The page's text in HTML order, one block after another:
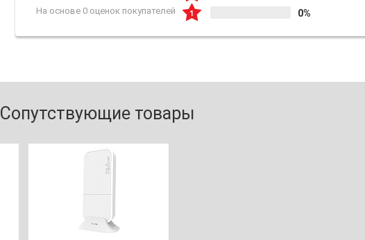
На основе 0 оценок покупателей
0%
Сопутствующие товары